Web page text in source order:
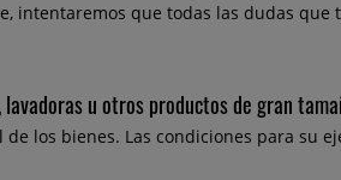
intentaremos que todas las dudas
u otros productos de gran
los bienes. Las condiciones para su